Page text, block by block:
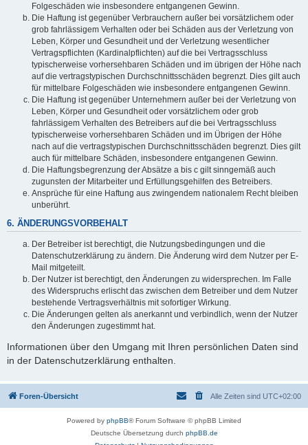
Folgeschäden wie insbesondere entgangenen Gewinn.
Die Haftung ist gegenüber Verbrauchern außer bei vorsätzlichem oder
grob fahrlässigem Verhalten oder bei Schäden aus der Verletzung von
Leben, Körper und Gesundheit und der Verletzung wesentlicher
Vertragspflichten (Kardinalpflichten) auf die bei Vertragsschluss
typischerweise vorhersehbaren Schäden und im übrigen der Höhe nach
auf die vertragstypischen Durchschnittsschäden begrenzt. Dies gilt auch
für mittelbare Folgeschäden wie insbesondere entgangenen Gewinn.
Die Haftung ist gegenüber Unternehmern außer bei der Verletzung von
Leben, Körper und Gesundheit oder vorsätzlichem oder grob
fahrlässigem Verhalten des Betreibers auf die bei Vertragsschluss
typischerweise vorhersehbaren Schäden und im Übrigen der Höhe
nach auf die vertragstypischen Durchschnittsschäden begrenzt. Dies gilt
auch für mittelbare Schäden, insbesondere entgangenen Gewinn.
Die Haftungsbegrenzung der Absätze a bis c gilt sinngemäß auch
zugunsten der Mitarbeiter und Erfüllungsgehilfen des Betreibers.
Ansprüche für eine Haftung aus zwingendem nationalem Recht bleiben
unberührt.
6. ÄNDERUNGSVORBEHALT
Der Betreiber ist berechtigt, die Nutzungsbedingungen und die
Datenschutzerklärung zu ändern. Die Änderung wird dem Nutzer per E-
Mail mitgeteilt.
Der Nutzer ist berechtigt, den Änderungen zu widersprechen. Im Falle
des Widerspruchs erlischt das zwischen dem Betreiber und dem Nutzer
bestehende Vertragsverhältnis mit sofortiger Wirkung.
Die Änderungen gelten als anerkannt und verbindlich, wenn der Nutzer
den Änderungen zugestimmt hat.
Informationen über den Umgang mit Ihren persönlichen Daten sind
in der Datenschutzerklärung enthalten.
Foren-Übersicht Alle Zeiten sind UTC+02:00
Powered by phpBB® Forum Software © phpBB Limited
Deutsche Übersetzung durch phpBB.de